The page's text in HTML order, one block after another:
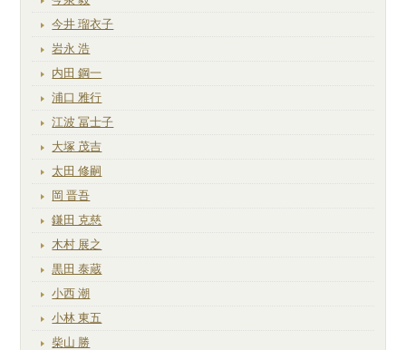
今井 瑠衣子
岩永 浩
内田 鋼一
浦口 雅行
江波 冨士子
大塚 茂吉
太田 修嗣
岡 晋吾
鎌田 克慈
木村 展之
黒田 泰蔵
小西 潮
小林 東五
柴山 勝